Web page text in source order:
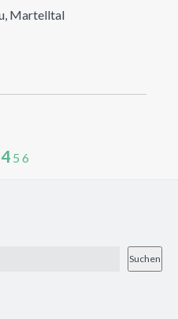
Martelltal
4 5 6
Suchen